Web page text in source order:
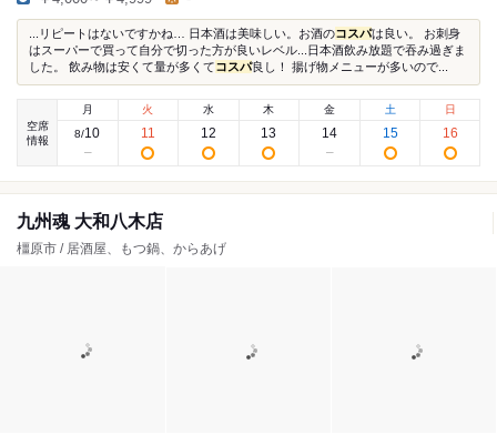
...リピートはないですかね… 日本酒は美味しい。お酒のコスパは良い。 お刺身
はスーパーで買って自分で切った方が良いレベル...日本酒飲み放題で吞み過ぎま
した。 飲み物は安くて量が多くてコスパ良し！ 揚げ物メニューが多いので...
空席
情報
月
8/10
火
11
水
12
木
13
金
14
土
15
日
16
九州魂 大和八木店
橿原市 / 居酒屋、もつ鍋、からあげ